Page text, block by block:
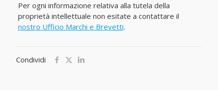
Per ogni informazione relativa alla tutela della
proprietà intellettuale non esitate a contattare il
nostro Ufficio Marchi e Brevetti.
Condividi